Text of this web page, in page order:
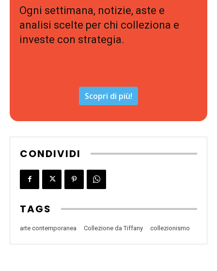
Ogni settimana, notizie, aste e
analisi scelte per chi colleziona e
investe con strategia.
Scopri di più!
CONDIVIDI
TAGS
arte contemporanea Collezione da Tiffany collezionismo